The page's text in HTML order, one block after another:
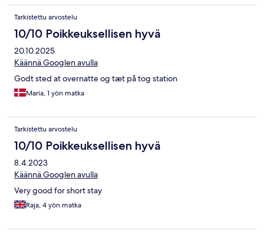
Tarkistettu arvostelu
10/10 Poikkeuksellisen hyvä
20.10.2025
Käännä Googlen avulla
Godt sted at overnatte og tæt på tog station
Maria, 1 yön matka
Tarkistettu arvostelu
10/10 Poikkeuksellisen hyvä
8.4.2023
Käännä Googlen avulla
Very good for short stay
Raja, 4 yön matka